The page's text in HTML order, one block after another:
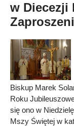
w Diecezji
Biskup Marek
Roku
się ono w
Mszy Świętej w